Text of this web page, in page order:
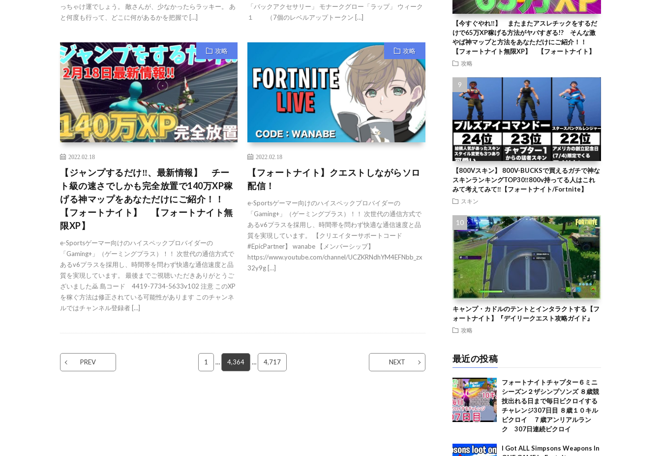
っちゃけ運でしょう。 敵さんが、少なかったらラッキー。 あ
と何度も行って、どこに何があるかを把握で […]
「バックアクセサリー」 モナークグロー「ラップ」 ウィーク
１ （7個のレベルアップトークン […]
攻略
2022.02.18
【ジャンプするだけ‼、最新情報】 チー
ト級の速さでしかも完全放置で140万XP稼
げる神マップをあなただけにご紹介！！
【フォートナイト】 【フォートナイト無
限XP】
e-Sportsゲーマー向けのハイスペックプロバイダーの
「Gaming+」（ゲーミングプラス）！！ 次世代の通信方式で
あるv6プラスを採用し、時間帯を問わず快適な通信速度と品
質を実現しています。 最後までご視聴いただきありがとうご
ざいました🙇 島コード 4419-7734-5633v102 注意 このXP
を稼ぐ方法は修正されている可能性があります このチャンネ
ルではチャンネル登録者 […]
攻略
2022.02.18
【フォートナイト】クエストしながらソロ
配信！
e-Sportsゲーマー向けのハイスペックプロバイダーの
「Gaming+」（ゲーミングプラス）！！ 次世代の通信方式で
あるv6プラスを採用し、時間帯を問わず快適な通信速度と品
質を実現しています。 【クリエイターサポートコード
#EpicPartner】 wanabe 【メンバーシップ】
https://www.youtube.com/channel/UCZKRNdhYM4EFNbb_zx
32y9g […]
PREV 1 … 4,364 … 4,717 NEXT
【今すぐやれ‼】 またまたアスレチックをするだ
けで65万XP稼げる方法がヤバすぎる!? そんな激
やば神マップと方法をあなただけにご紹介！！
【フォートナイト無限XP】 【フォートナイト】
攻略
【800Vスキン】 800V-BUCKSで買えるガチで神な
スキンランキングTOP30‼️800v持ってる人はこれ
みて考えてみて‼️【フォートナイト/Fortnite】
スキン
キャンプ・カドルのテントとインタラクトする【フ
ォートナイト】『デイリークエスト攻略ガイド』
攻略
最近の投稿
フォートナイトチャプター６ミニ
シーズン２ザシンプソンズ ８歳競
技出れる日まで毎日ビクロイする
チャレンジ307日目 ８歳１０キル
ビクロイ ７歳アンリアルラン
ク 307日連続ビクロイ
I Got ALL Simpsons Weapons In